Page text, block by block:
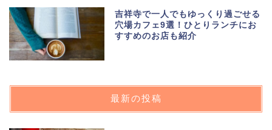
吉祥寺で一人でもゆっくり過ごせる
穴場カフェ9選！ひとりランチにお
すすめのお店も紹介
最新の投稿